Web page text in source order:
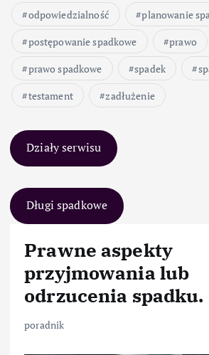
odpowiedzialność
planowanie
postępowanie spadkowe
prawo
prawo spadkowe
spadek
testament
zadłużenie
Działy serwisu
Długi spadkowe
Prawne aspekty
przyjmowania lub
odrzucenia spadku.
poradnik